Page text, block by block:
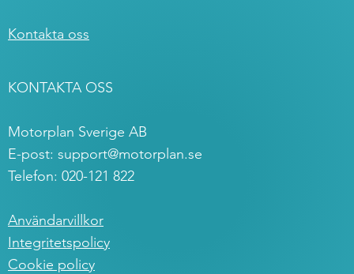
Kontakta oss
KONTAKTA OSS
Motorplan Sverige AB
E-post: support@motorplan.se
Telefon: 020-121 822
Användarvillkor
Integritetspolicy
Cookie policy